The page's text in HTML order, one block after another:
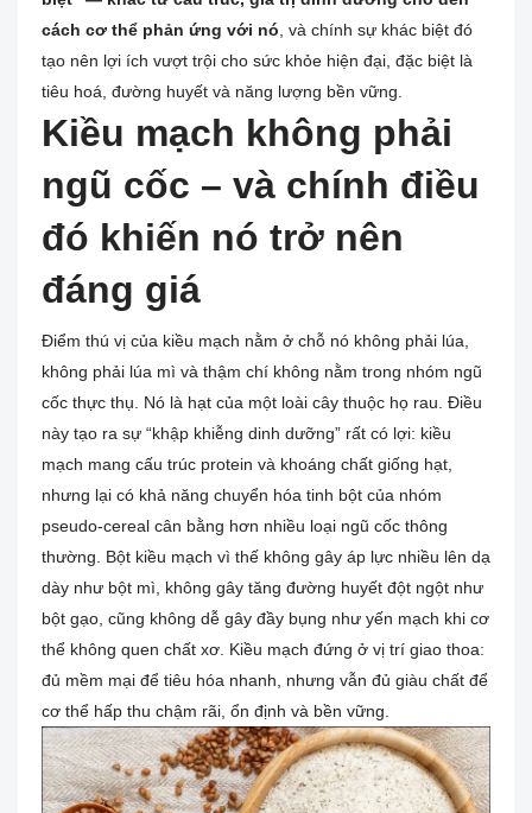
cách cơ thể phản ứng với nó , và chính sự khác biệt đó
tạo nên lợi ích vượt trội cho sức khỏe hiện đại, đặc biệt là
tiêu hoá, đường huyết và năng lượng bền vững.
Kiều mạch không phải
ngũ cốc – và chính điều
đó khiến nó trở nên
đáng giá
Điểm thú vị của kiều mạch nằm ở chỗ nó không phải lúa,
không phải lúa mì và thậm chí không nằm trong nhóm ngũ
cốc thực thụ. Nó là hạt của một loài cây thuộc họ rau. Điều
này tạo ra sự “khập khiễng dinh dưỡng” rất có lợi: kiều
mạch mang cấu trúc protein và khoáng chất giống hạt,
nhưng lại có khả năng chuyển hóa tinh bột của nhóm
pseudo-cereal cân bằng hơn nhiều loại ngũ cốc thông
thường. Bột kiều mạch vì thế không gây áp lực nhiều lên dạ
dày như bột mì, không gây tăng đường huyết đột ngột như
bột gạo, cũng không dễ gây đầy bụng như yến mạch khi cơ
thể không quen chất xơ. Kiều mạch đứng ở vị trí giao thoa:
đủ mềm mại để tiêu hóa nhanh, nhưng vẫn đủ giàu chất để
cơ thể hấp thu chậm rãi, ổn định và bền vững.